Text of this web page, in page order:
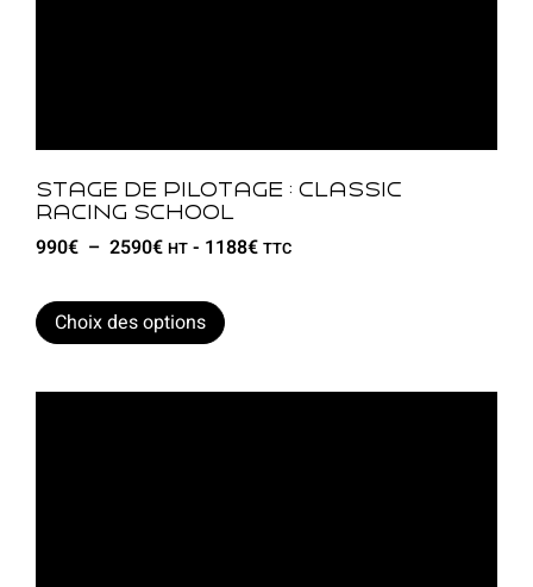
Stage de pilotage : Classic
Racing School
990€ – 2590€ HT - 1188€ TTC
Choix des options